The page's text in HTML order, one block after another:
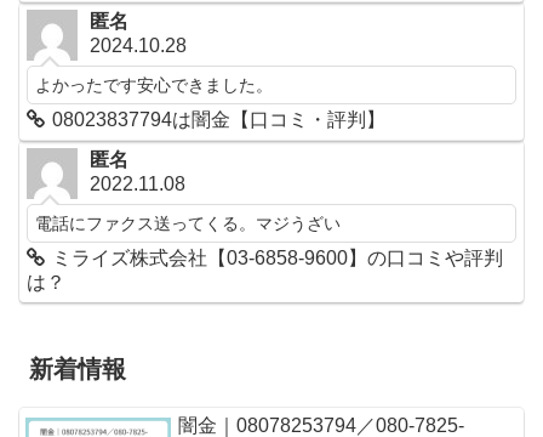
匿名
2024.10.28
よかったです安心できました。
08023837794は闇金【口コミ・評判】
匿名
2022.11.08
電話にファクス送ってくる。マジうざい
ミライズ株式会社【03-6858-9600】の口コミや評判
は？
新着情報
闇金｜08078253794／080-7825-